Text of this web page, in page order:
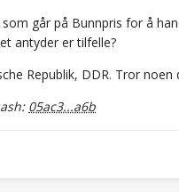
går på Bunnpris for å
antyder er tilfelle?
Republik, DDR. Tror
05ac3...a6b